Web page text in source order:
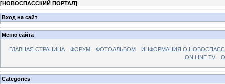
[НОВОСПАССКИЙ ПОРТАЛ]
Вход на сайт
Меню сайта
ГЛАВНАЯ СТРАНИЦА ФОРУМ ФОТОАЛЬБОМ
ИНФОРМАЦИЯ О
ON LINE TV
Categories